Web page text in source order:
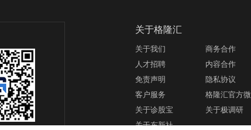
关于格隆汇
关于我们
商务合作
人才招聘
内容合作
免责声明
隐私协议
客户服务
格隆汇官方
关于诊股宝
关于极调研
关于东新社